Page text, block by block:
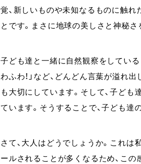
覚、新しいものや未知なるものに触れ
とです。まさに地球の美しさと神秘
子ども達と一緒に自然観察をしている
わふわ！」など、どんどん⾔葉が溢れ
も⼤切にしています。そして、子ど
ています。そうすることで、⼦ども達
さて、⼤⼈はどうでしょうか。これ
ールされることが多くなるため、こ